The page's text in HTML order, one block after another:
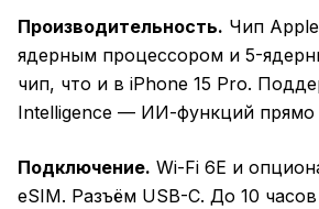
Производительность. Чип
ядерным процессором и 5-
чип, что и в iPhone 15 Pro.
Intelligence — ИИ-функций прямо
Подключение. Wi-Fi 6E и
eSIM. Разъём USB-C. До 10